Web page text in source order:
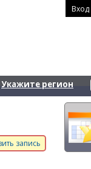
Вход
Укажите регион
запись